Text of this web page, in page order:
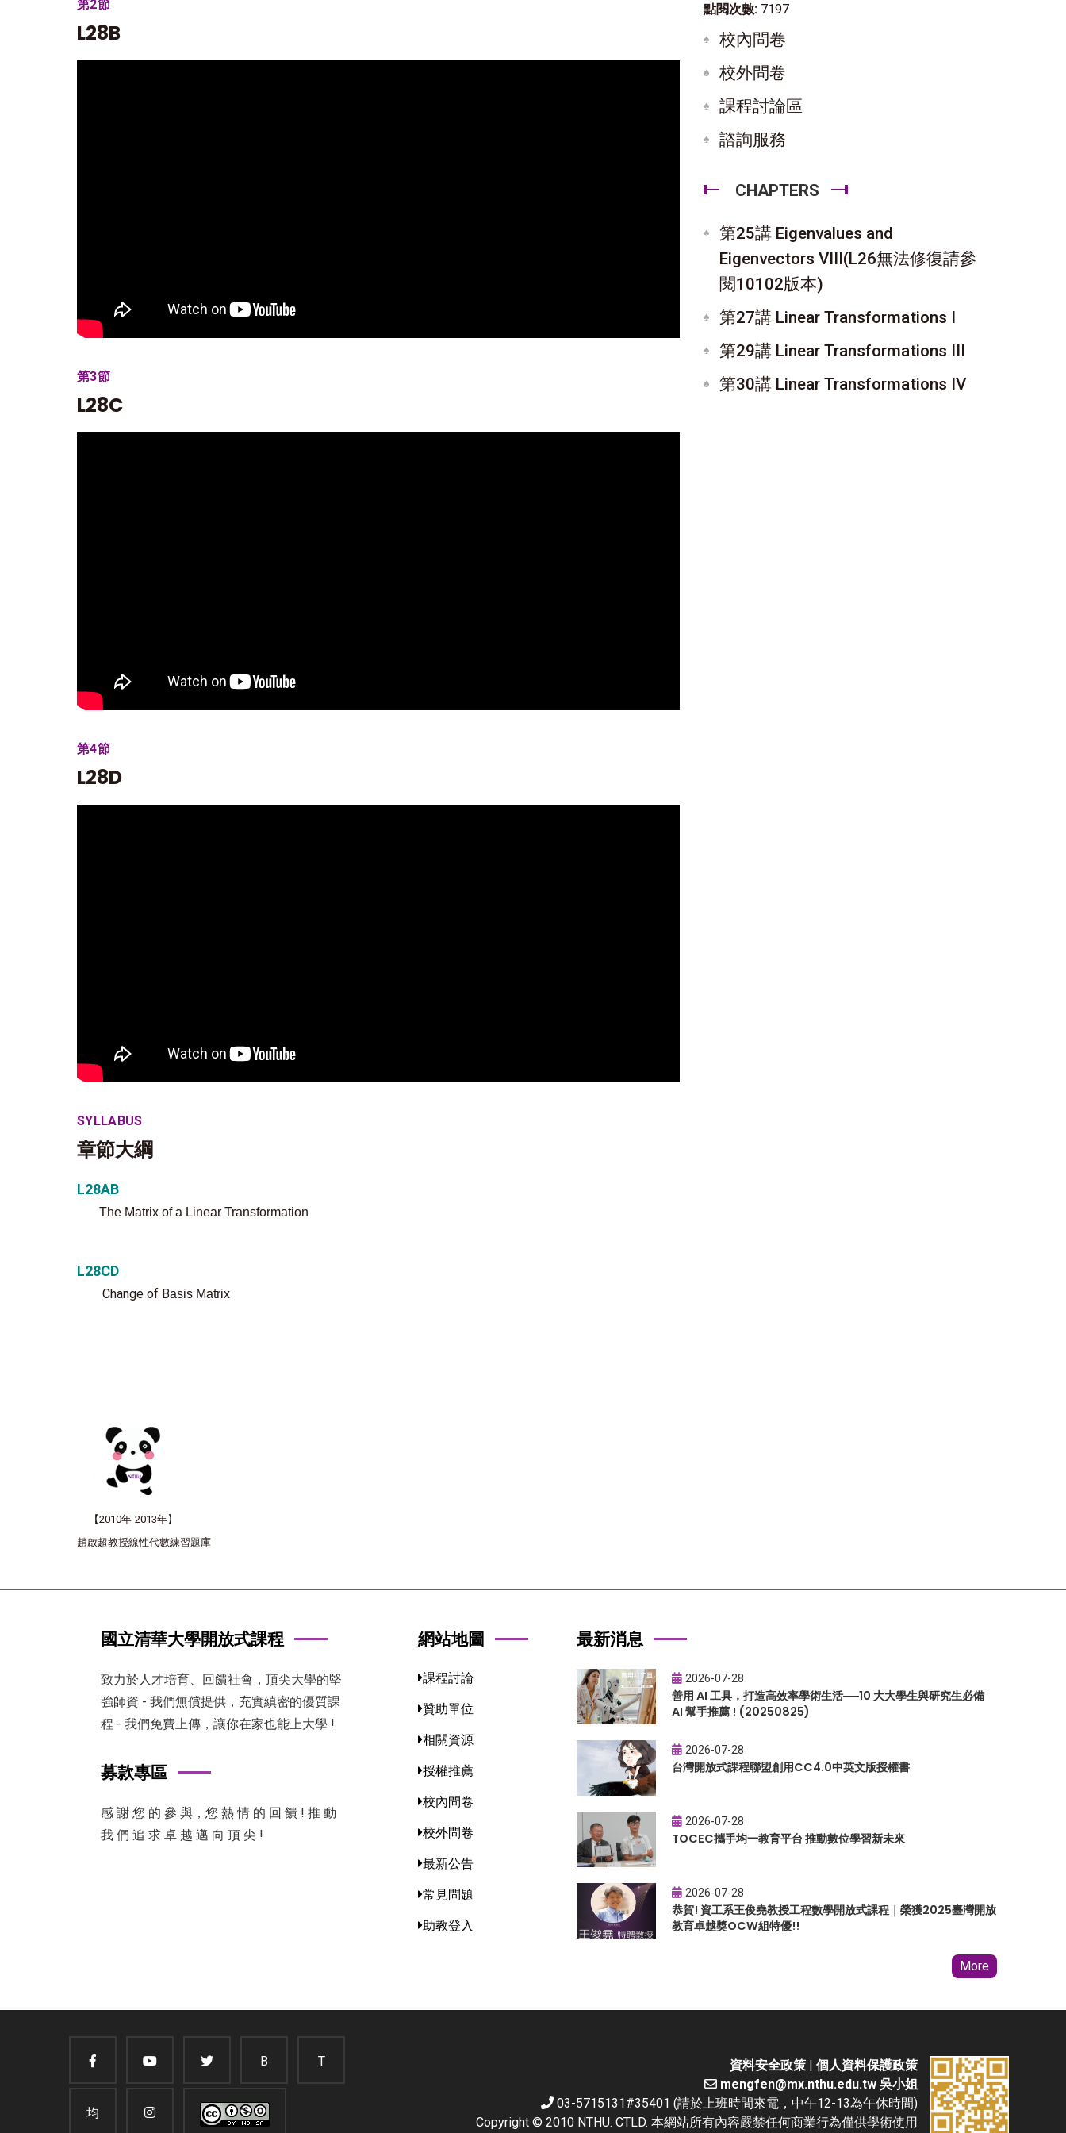
第2節
L28B
第3節
L28C
第4節
L28D
SYLLABUS
章節大綱
L28AB
The Matrix of a Linear Transformation
L28CD
Change of Basis Matrix
【2010年-2013年】
趙啟超教授線性代數練習題庫
點閱次數: 7197
校內問卷
校外問卷
課程討論區
諮詢服務
CHAPTERS
第25講 Eigenvalues and
Eigenvectors VIII(L26無法修復請參
閱10102版本)
第27講 Linear Transformations I
第29講 Linear Transformations III
第30講 Linear Transformations IV
國立清華大學開放式課程
致力於人才培育、回饋社會，頂尖大學的堅
強師資 - 我們無償提供，充實縝密的優質課
程 - 我們免費上傳，讓你在家也能上大學 !
募款專區
感 謝 您 的 參 與，您 熱 情 的 回 饋 ! 推 動
我 們 追 求 卓 越 邁 向 頂 尖 !
網站地圖
課程討論
贊助單位
相關資源
授權推薦
校內問卷
校外問卷
最新公告
常見問題
助教登入
最新消息
2026-07-28
善用 AI 工具，打造高效率學術生活──10 大大學生與研究生必備
AI 幫手推薦 ! (20250825)
2026-07-28
台灣開放式課程聯盟創用CC4.0中英文版授權書
2026-07-28
TOCEC攜手均一教育平台 推動數位學習新未來
2026-07-28
恭賀! 資工系王俊堯教授工程數學開放式課程｜榮獲2025臺灣開放
教育卓越獎OCW組特優!!
More
B T
均
資料安全政策
個人資料保護政策
mengfen@mx.nthu.edu.tw 吳小姐
03-5715131#35401 (請於上班時間來電，中午12-13為午休時間)
Copyright © 2010 NTHU. CTLD. 本網站所有內容嚴禁任何商業行為僅供學術使用